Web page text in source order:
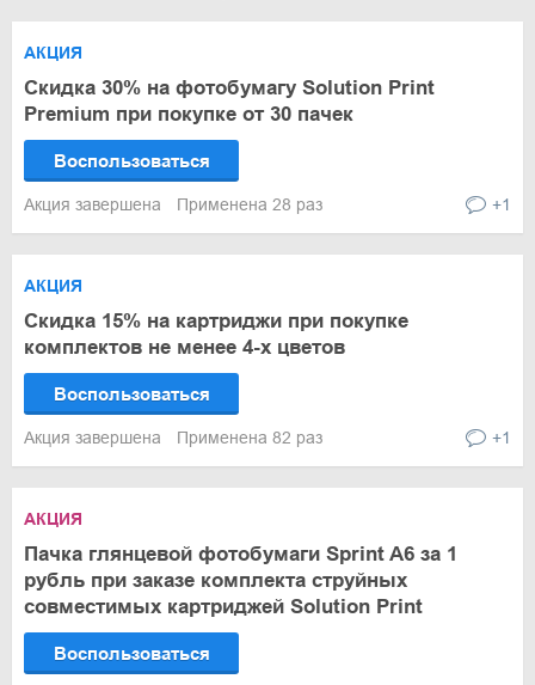
АКЦИЯ
Скидка 30% на фотобумагу Solution Print
Premium при покупке от 30 пачек
Воспользоваться
Акция завершена Применена 28 раз +1
АКЦИЯ
Скидка 15% на картриджи при покупке
комплектов не менее 4-х цветов
Воспользоваться
Акция завершена Применена 82 раз +1
АКЦИЯ
Пачка глянцевой фотобумаги Sprint A6 за 1
рубль при заказе комплекта струйных
совместимых картриджей Solution Print
Воспользоваться